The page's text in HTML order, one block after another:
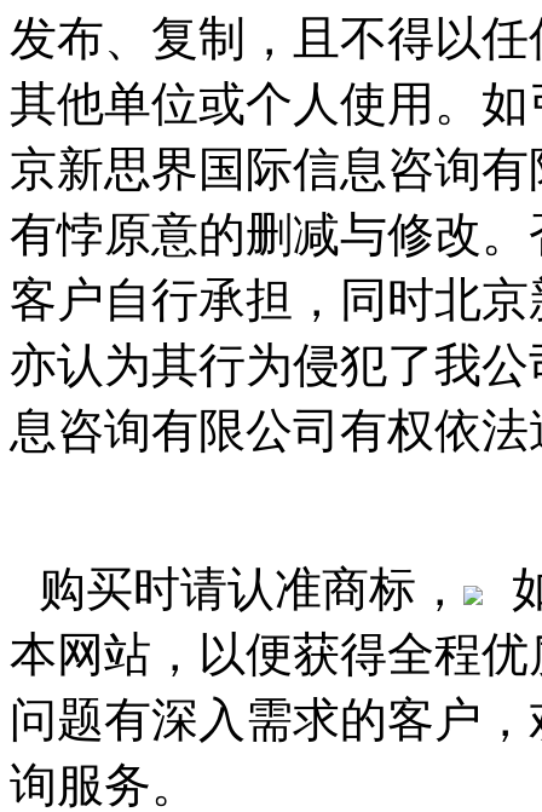
发布、复制，且不得以
其他单位或个人使用。
京新思界国际信息咨询
有悖原意的删减与修改
客户自行承担，同时北
亦认为其行为侵犯了我
息咨询有限公司有权依
购买时请认准商标，
本网站，以便获得全程
问题有深入需求的客户
询服务。